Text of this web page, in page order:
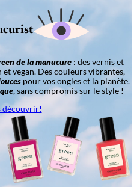
de la manucure: des vernis et
vegan. Des couleurs vibrantes,
pour vos ongles et la planète.
, sans compromis sur le style !
découvrir!